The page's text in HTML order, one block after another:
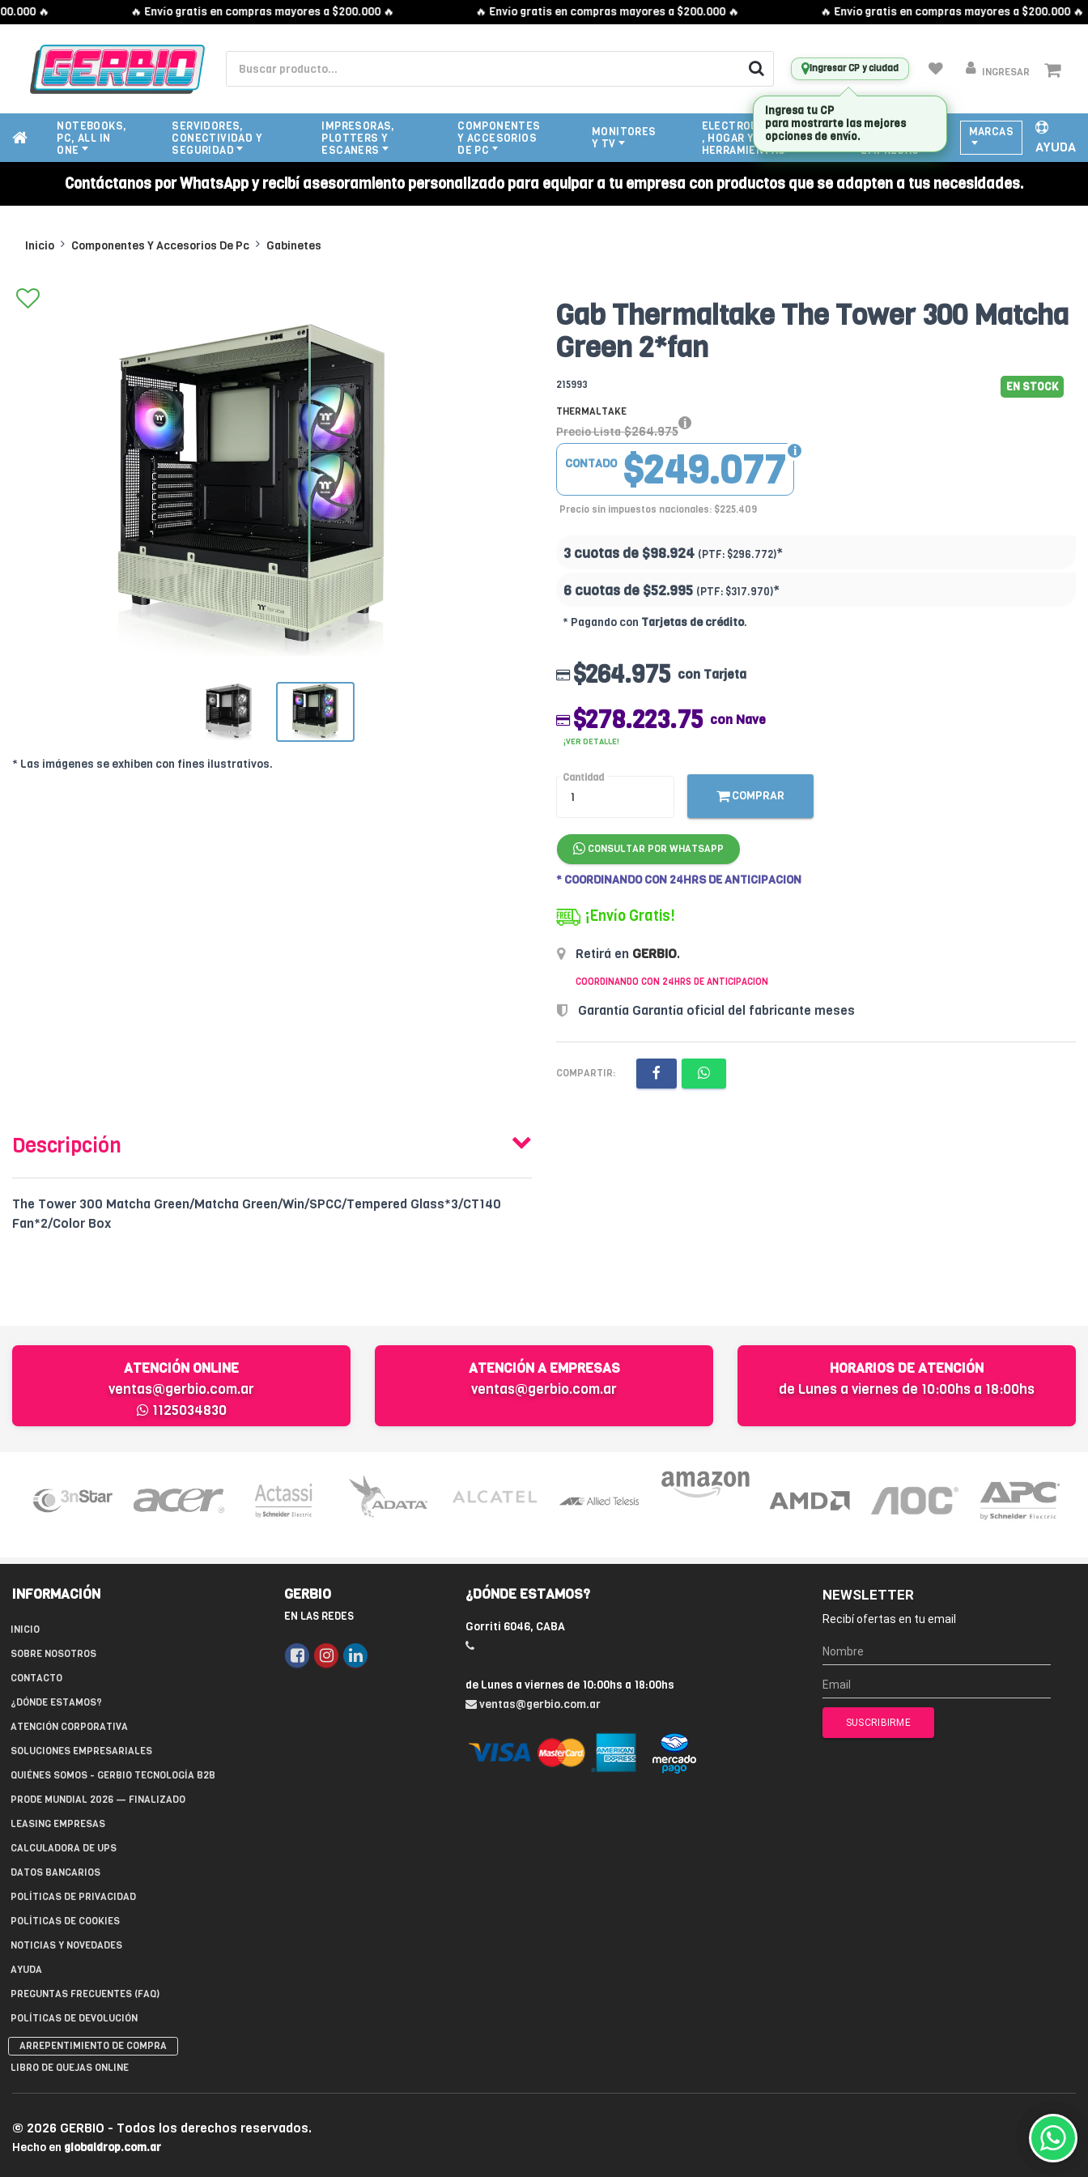
🔥 🔥 Envío gratis en compras mayores a $200.000 🔥 🔥 Envío gratis en compras mayores a $200.000 🔥 🔥 Envío gratis en compras mayores a $200.000 🔥
Ingresar CP y ciudad INGRESAR
NOTEBOOKS,
PC, ALL IN
ONE
SERVIDORES,
CONECTIVIDAD Y
SEGURIDAD
IMPRESORAS,
PLOTTERS Y
ESCANERS
COMPONENTES
Y ACCESORIOS
DE PC
MONITORES
Y TV
ELECTRODOMESTICOS
, HOGAR Y
HERRAMIENTAS
ATENCIÓN
EMPRESAS
MARCAS
AYUDA
Contáctanos por WhatsApp y recibí asesoramiento personalizado para equipar a tu empresa con productos que se adapten a tus necesidades.
Inicio Componentes Y Accesorios De Pc Gabinetes
* Las imágenes se exhiben con fines ilustrativos.
Gab Thermaltake The Tower 300 Matcha
Green 2*fan
215993 EN STOCK
THERMALTAKE
Precio Lista $264.975
$249.077
CONTADO
Precio sin impuestos nacionales: $225.409
3 cuotas de $98.924 (PTF: $296.772)*
6 cuotas de $52.995 (PTF: $317.970)*
* Pagando con Tarjetas de crédito.
$264.975 con Tarjeta
$278.223.75 con Nave
¡VER DETALLE!
Cantidad
COMPRAR
CONSULTAR POR WHATSAPP
* COORDINANDO CON 24HRS DE ANTICIPACION
¡Envío Gratis!
Retirá en GERBIO.
COORDINANDO CON 24HRS DE ANTICIPACION
Garantía Garantía oficial del fabricante meses
COMPARTIR:
Descripción
The Tower 300 Matcha Green/Matcha Green/Win/SPCC/Tempered Glass*3/CT140
Fan*2/Color Box
ATENCIÓN ONLINE
ventas@gerbio.com.ar
1125034830
ATENCIÓN A EMPRESAS
ventas@gerbio.com.ar
HORARIOS DE ATENCIÓN
de Lunes a viernes de 10:00hs a 18:00hs
INFORMACIÓN
INICIO
SOBRE NOSOTROS
CONTACTO
¿DÓNDE ESTAMOS?
ATENCIÓN CORPORATIVA
SOLUCIONES EMPRESARIALES
QUIÉNES SOMOS - GERBIO TECNOLOGÍA B2B
PRODE MUNDIAL 2026 — FINALIZADO
LEASING EMPRESAS
CALCULADORA DE UPS
DATOS BANCARIOS
POLÍTICAS DE PRIVACIDAD
POLÍTICAS DE COOKIES
NOTICIAS Y NOVEDADES
AYUDA
PREGUNTAS FRECUENTES (FAQ)
POLÍTICAS DE DEVOLUCIÓN
ARREPENTIMIENTO DE COMPRA
LIBRO DE QUEJAS ONLINE
GERBIO
EN LAS REDES
¿DÓNDE ESTAMOS?
Gorriti 6046, CABA
de Lunes a viernes de 10:00hs a 18:00hs
ventas@gerbio.com.ar
NEWSLETTER
Recibí ofertas en tu email
© 2026 GERBIO - Todos los derechos reservados.
Hecho en globaldrop.com.ar